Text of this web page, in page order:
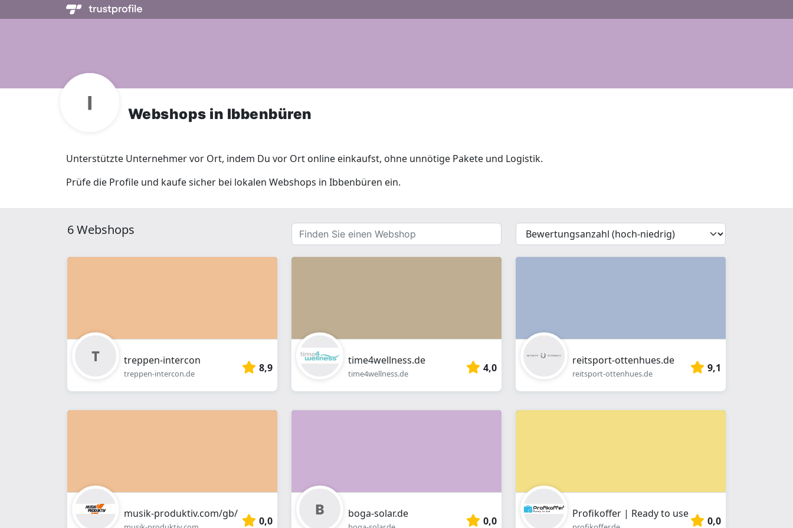
Webshops in Ibbenbüren
Unterstützte Unternehmer vor Ort, indem Du vor Ort online einkaufst, ohne unnötige Pakete und Logistik.
Prüfe die Profile und kaufe sicher bei lokalen Webshops in Ibbenbüren ein.
6 Webshops
Finden
Sie
einen
{{
__('Sort')
}}
treppen-intercon
treppen-intercon.de 8,9
time4wellness.de
time4wellness.de 4,0
reitsport-ottenhues.de
reitsport-ottenhues.de 9,1
musik-produktiv.com/gb/
0,0
boga-solar.de
0,0
Profikoffer | Ready to use
0,0